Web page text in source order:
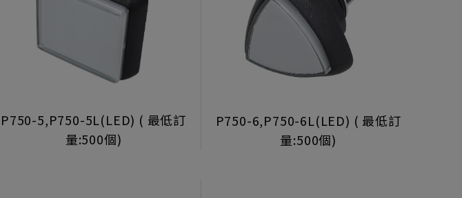
P750-5,P750-5L(LED) ( 最低訂
量:500個)
P750-6,P750-6L(LED) ( 最低訂
量:500個)